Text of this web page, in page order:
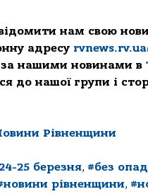
нам свою
адресу
за нашими новинами в
до нашої групи і
Рівненщини
25 березня, #без
рівненщини,